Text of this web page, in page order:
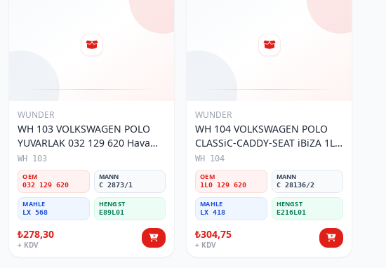
WUNDER
WH 103 VOLKSWAGEN POLO
YUVARLAK 032 129 620 Hava
Filtresi
WH 103
OEM
032 129 620
MANN
C 2873/1
MAHLE
LX 568
HENGST
E89L01
₺278,30
+ KDV
WUNDER
WH 104 VOLKSWAGEN POLO
CLASSiC-CADDY-SEAT iBiZA 1L0
129 620 Hava Filtresi
WH 104
OEM
1L0 129 620
MANN
C 28136/2
MAHLE
LX 418
HENGST
E216L01
₺304,75
+ KDV